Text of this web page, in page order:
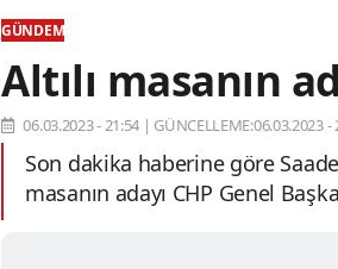
GÜNDEM
Altılı masanın
06.03.2023 - 21:54 | GÜNCELLEME:06.03.2023 -
Son dakika haberine göre
masanın adayı CHP Genel